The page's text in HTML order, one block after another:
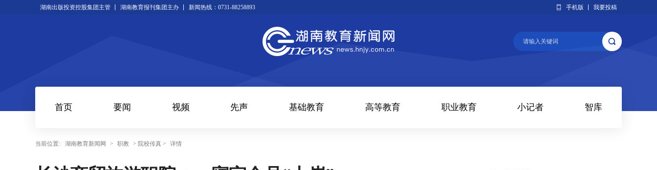
湖南出版投资控股集团主管 湖南教育报刊集团主办 新闻热线：0731-88258893 手机版 我要投稿
首页 要闻 视频 先声 基础教育 高等教育 职业教育 小记者 智库
当前位置: 湖南教育新闻网 > 职教 > 院校传真 > 详情